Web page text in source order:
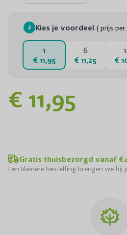
2 Kies je voordeel ( prijs per
€
6
€ 11,25
1
€ 11,95
€ 11,95
Gratis thuisbezorgd vanaf
Een kleinere bestelling brengen we bij